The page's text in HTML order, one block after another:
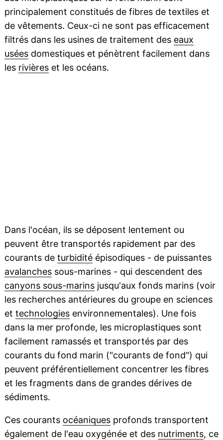
principalement constitués de fibres de textiles et
de vêtements. Ceux-ci ne sont pas efficacement
filtrés dans les usines de traitement des eaux
uséesdomestiques et pénètrent facilement dans
les rivièreset les océans.
Dans l'océan, ils se déposent lentement ou
peuvent être transportés rapidement par des
courants de turbiditéépisodiques - de puissantes
avalanchessous-marines - qui descendent des
canyons sous-marinsjusqu'aux fonds marins (voir
les recherches antérieures du groupe en sciences
et technologiesenvironnementales). Une fois
dans la mer profonde, les microplastiques sont
facilement ramassés et transportés par des
courants du fond marin ("courants de fond") qui
peuvent préférentiellement concentrer les fibres
et les fragments dans de grandes dérives de
sédiments.
Ces courants océaniquesprofonds transportent
également de l'eau oxygénée et des nutriments, ce